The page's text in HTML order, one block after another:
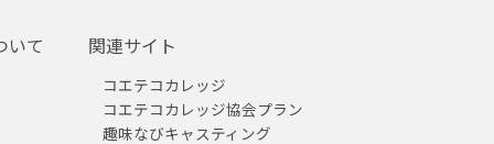
いて 関連サイト
コエテコカレッジ
コエテコカレッジ協会プラン
趣味なびキャスティング